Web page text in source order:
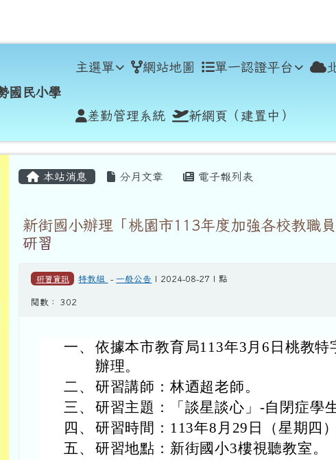
國民小學
國民小學
主選單 網站地圖 單一認證平台
差勤管理系統 新網頁（建置中）
容
主內容區域
本站消息 分月文章 電子報列表
新街國小辦理「桃園市113年度加強各校教職
研習
研習資訊 特教組 - 一般公告 | 2024-08-27 | 點
閱數： 302
一、 依據本市教育局113年3月6日桃教特
辦理。
二、 研習講師：林迺超老師。
三、 研習主題：「談星談心」-自閉症學
四、 研習時間：113年8月29日（星期四
五、 研習地點：新街國小3樓視聽教室。